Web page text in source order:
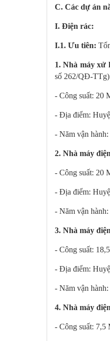
C. Các dự án
I. Điện rác:
I.1. Ưu tiên:
1. Nhà máy xử
số 262/QĐ-
- Công suất: 20
- Địa điểm:
- Năm vận
2. Nhà máy
- Công suất: 20
- Địa điểm:
- Năm vận
3. Nhà máy
- Công suất:
- Địa điểm:
- Năm vận
4. Nhà máy
- Công suất: 7,5